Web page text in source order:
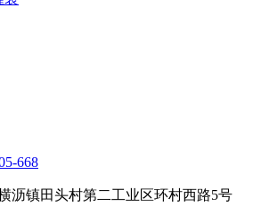
668
沥镇田头村第二工业区环村西路5号